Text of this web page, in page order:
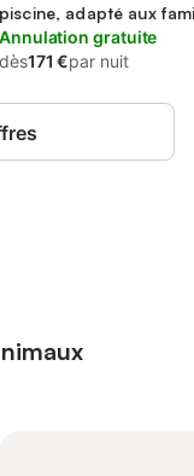
piscine, adapté aux
Annulation gratuite
dès171 €par nuit